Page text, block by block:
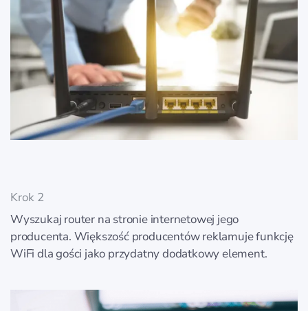
Krok 2
Wyszukaj router na stronie internetowej jego
producenta. Większość producentów reklamuje funkcję
WiFi dla gości jako przydatny dodatkowy element.